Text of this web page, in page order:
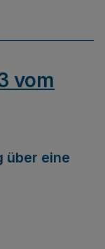
vom
über eine